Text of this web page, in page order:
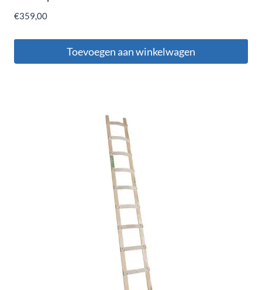
€359,00
Toevoegen aan winkelwagen